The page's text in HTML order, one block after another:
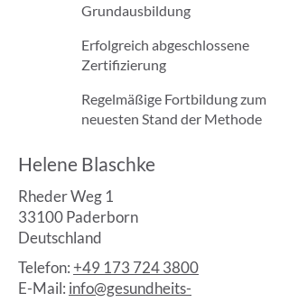
Grundausbildung
Erfolgreich abgeschlossene
Zertifizierung
Regelmäßige Fortbildung zum
neuesten Stand der Methode
Helene Blaschke
Rheder Weg 1
33100 Paderborn
Deutschland
Telefon:+49 173 724 3800
E-Mail: info@gesundheits-